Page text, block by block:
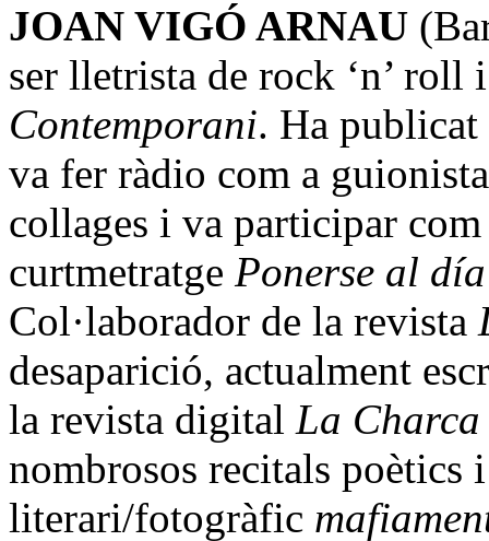
JOAN VIGÓ ARNAU
ser lletrista de rock ‘n’
Contemporani. Ha publicat
va fer ràdio com a
collages i va participar
curtmetratge Ponerse al día
Col·laborador de la revista
desaparició, actualment
la revista digital La
nombrosos recitals poètics
literari/fotogràfic